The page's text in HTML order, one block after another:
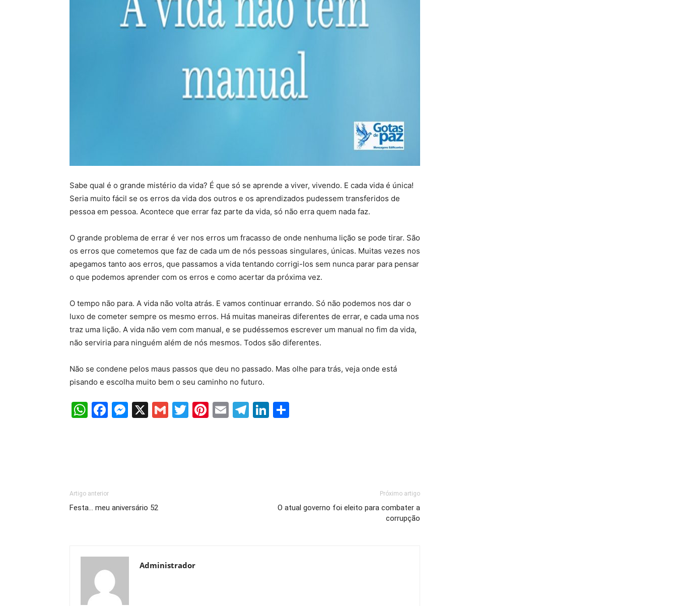
Sabe qual é o grande mistério da vida? É que só se aprende a viver, vivendo. E cada vida é única!
Seria muito fácil se os erros da vida dos outros e os aprendizados pudessem transferidos de
pessoa em pessoa. Acontece que errar faz parte da vida, só não erra quem nada faz.
O grande problema de errar é ver nos erros um fracasso de onde nenhuma lição se pode tirar. São
os erros que cometemos que faz de cada um de nós pessoas singulares, únicas. Muitas vezes nos
apegamos tanto aos erros, que passamos a vida tentando corrigi-los sem nunca parar para pensar
o que podemos aprender com os erros e como acertar da próxima vez.
O tempo não para. A vida não volta atrás. E vamos continuar errando. Só não podemos nos dar o
luxo de cometer sempre os mesmo erros. Há muitas maneiras diferentes de errar, e cada uma nos
traz uma lição. A vida não vem com manual, e se pudéssemos escrever um manual no fim da vida,
não serviria para ninguém além de nós mesmos. Todos são diferentes.
Não se condene pelos maus passos que deu no passado. Mas olhe para trás, veja onde está
pisando e escolha muito bem o seu caminho no futuro.
WhatsApp
Facebook
Messenger
X GmailTwitter
Pinterest
EmailTelegram
LinkedIn
Artigo anterior
Festa… meu aniversário 52
Próximo artigo
O atual governo foi eleito para combater a
corrupção
Administrador